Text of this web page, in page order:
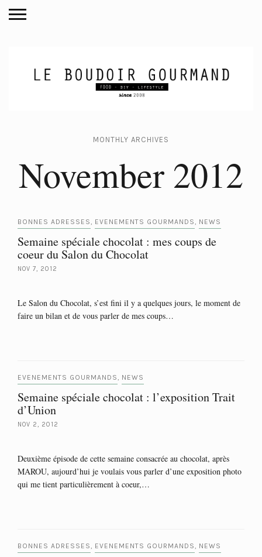
MONTHLY ARCHIVES
November 2012
BONNES ADRESSES, EVENEMENTS GOURMANDS, NEWS
Semaine spéciale chocolat : mes coups de
coeur du Salon du Chocolat
NOV 7, 2012
Le Salon du Chocolat, s’est fini il y a quelques jours, le moment de
faire un bilan et de vous parler de mes coups…
EVENEMENTS GOURMANDS, NEWS
Semaine spéciale chocolat : l’exposition Trait
d’Union
NOV 2, 2012
Deuxième épisode de cette semaine consacrée au chocolat, après
MAROU, aujourd’hui je voulais vous parler d’une exposition photo
qui me tient particulièrement à coeur,…
BONNES ADRESSES, EVENEMENTS GOURMANDS, NEWS